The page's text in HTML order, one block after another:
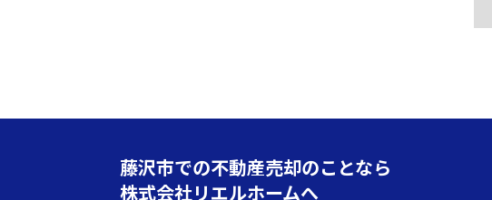
藤沢市での不動産売却のことなら
株式会社リエルホームへ